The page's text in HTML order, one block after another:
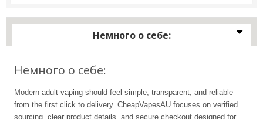
Немного о себе:
Немного о себе:
Modern adult vaping should feel simple, transparent, and reliable
from the first click to delivery. CheapVapesAU focuses on verified
sourcing, clear product details, and secure checkout designed for